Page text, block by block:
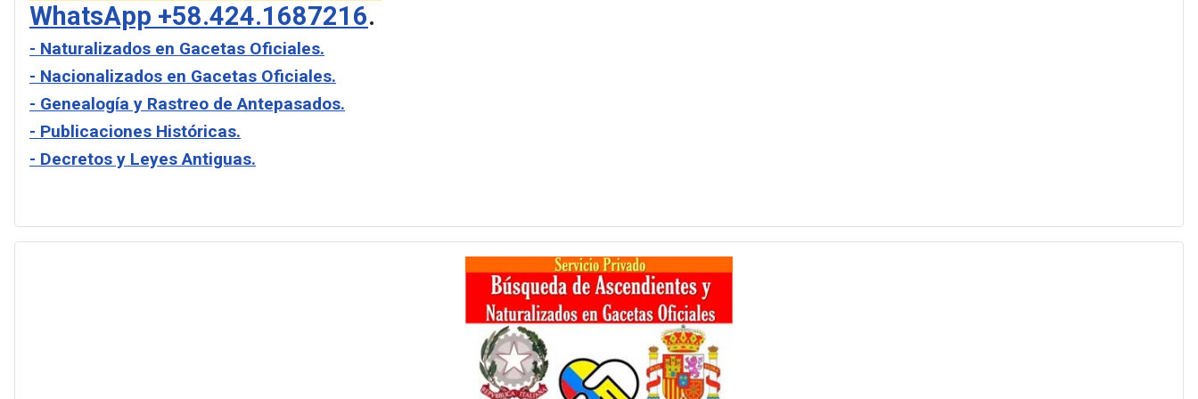
WhatsApp +58.424.1687216.
- Naturalizados en Gacetas Oficiales.
- Nacionalizados en Gacetas Oficiales.
- Genealogía y Rastreo de Antepasados.
- Publicaciones Históricas.
- Decretos y Leyes Antiguas.